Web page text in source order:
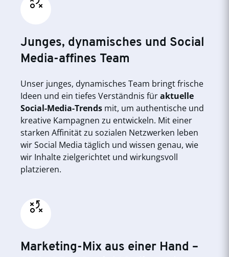
Junges, dynamisches und Social
Media-affines Team
Unser junges, dynamisches Team bringt frische
Ideen und ein tiefes Verständnis füraktuelle
Social-Media-Trends mit, um authentische und
kreative Kampagnen zu entwickeln. Mit einer
starken Affinität zu sozialen Netzwerken leben
wir Social Media täglich und wissen genau, wie
wir Inhalte zielgerichtet und wirkungsvoll
platzieren.
Marketing-Mix aus einer Hand –